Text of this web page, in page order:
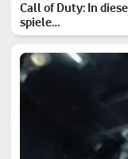
Call of Duty: In
spiele…